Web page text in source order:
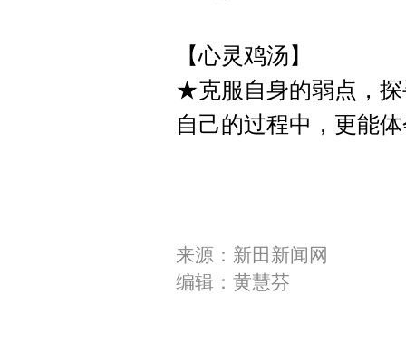
【心灵鸡汤】
★克服自身的弱点，
自己的过程中，更能
来源：新田新闻网
编辑：黄慧芬